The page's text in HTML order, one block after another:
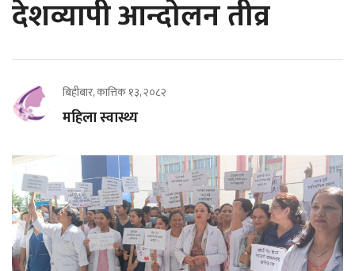
देशव्यापी आन्दोलन तीव्र
बिहीबार, कात्तिक १३, २०८२
महिला स्वास्थ्य